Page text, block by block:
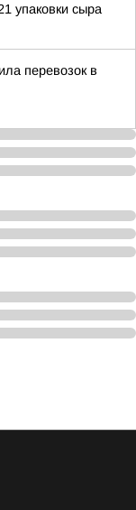
упаковки сыра
перевозок в